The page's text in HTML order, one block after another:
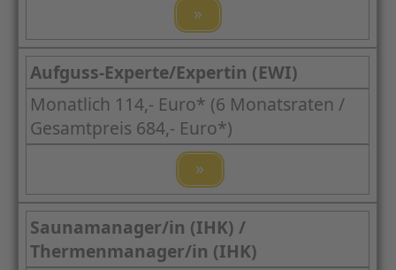
»
Aufguss-Experte/Expertin (EWI)
Monatlich 114,- Euro* (6 Monatsraten /
Gesamtpreis 684,- Euro*)
»
Saunamanager/in (IHK) /
Thermenmanager/in (IHK)